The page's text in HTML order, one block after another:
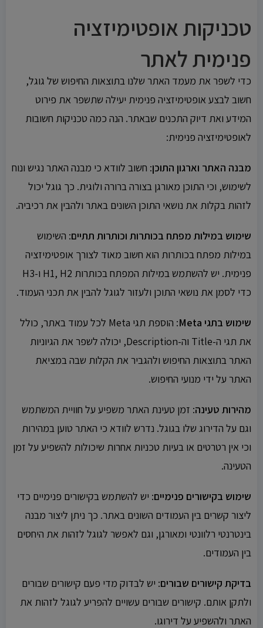
טכניקות אופטימיזציה
פנימית לאתר
כדי לשפר את מעמד האתר שלנו בתוצאות החיפוש של גוגל,
חשוב לבצע אופטימיזציה פנימית יעילה שתשפר את פירוט
המידע ואת דיוק התכנים שבאתר. הנה כמה טכניקות חשובות
לאופטימיזציה פנימית:
מבנה האתר וארגון התוכן: חשוב לוודא כי מבנה האתר נגיש ונוח
לשימוש, וכי התוכן מאורגן בצורה ברורה ולוגית. כך גוגל יכול
לזהות בקלות את נושאי התוכן השונים באתר ולהבין את רכיביה.
שימוש במילות מפתח בכותרות וכותרות תתיים: השימוש
במילות מפתח בכותרות הוא חשוב מאוד לצורך אופטימיזציה
פנימית. יש להשתמש במילות המפתח בכותרות H1, H2 ו-H3
כדי לסמן את נושאי התוכן ולעזור לגוגל להבין את תכני העמוד.
שימוש בתגי Meta
: הוספת תגי Meta לכל עמוד באתר, כולל
את תגי ה-Title וה-Description, יכולה לשפר את הגיוניות
האתר בתוצאות החיפוש ולהגביר את הקלות שבה במציאת
האתר על ידי מנועי החיפוש.
מהירות טעינה: זמן טעינת האתר משפיע על חוויית המשתמש
וגם על הדירוג שלו בגוגל. נדרש לוודא כי האתר טוען במהירות
וכי אין רטרטים או בעיות טכניות אחרות שיכולות להשפיע על זמן
הטעינה.
שימוש בקישורים פנימיים: יש להשתמש בקישורים פנימיים כדי
ליצור קשרים בין העמודים השונים באתר. כך ניתן ליצור מבנה
בינטרנטי רלוונטי ומאורגן, וגם לאפשר לגוגל לזהות את היחסים
בין העמודים.
בדיקת קישורים שבורים: יש לבדוק מדי פעם קישורים שבורים
ולתקן אותם. קישורים שבורים עשויים להפריע לגוגל לזהות את
האתר ולהשפיע על דירוגו.